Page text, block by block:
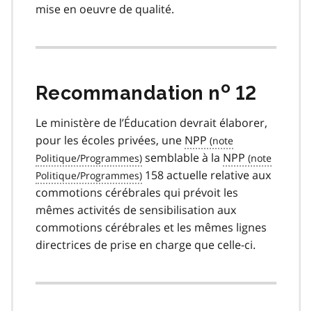
mise en oeuvre de qualité.
Recommandation no 12
Le ministère de l’Éducation devrait élaborer,
pour les écoles privées, une NPP
semblable à la NPP
158 actuelle relative aux
commotions cérébrales qui prévoit les
mêmes activités de sensibilisation aux
commotions cérébrales et les mêmes lignes
directrices de prise en charge que celle-ci.